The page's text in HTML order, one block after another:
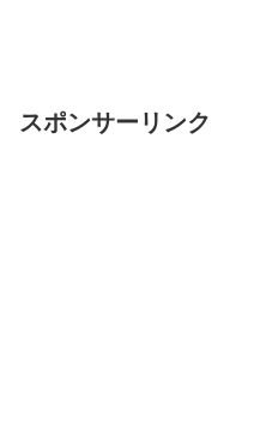
スポンサーリンク